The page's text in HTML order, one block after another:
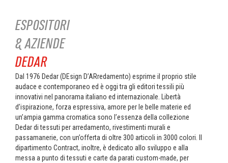
ESPOSITORI
& AZIENDE
DEDAR
Dal 1976 Dedar (DEsign D’ARredamento) esprime il proprio stile
audace e contemporaneo ed è oggi tra gli editori tessili più
innovativi nel panorama italiano ed internazionale. Libertà
d’ispirazione, forza espressiva, amore per le belle materie ed
un’ampia gamma cromatica sono l’essenza della collezione
Dedar di tessuti per arredamento, rivestimenti murali e
passamanerie, con un’offerta di oltre 300 articoli in 3000 colori. Il
dipartimento Contract, inoltre, è dedicato allo sviluppo e alla
messa a punto di tessuti e carte da parati custom-made, per